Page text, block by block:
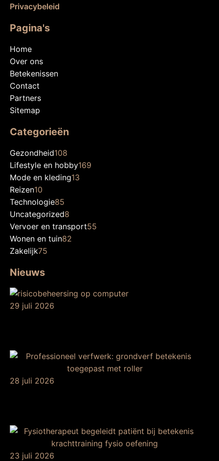
Privacybeleid
Pagina's
Home
Over ons
Betekenissen
Contact
Partners
Sitemap
Categorieën
Gezondheid108
Lifestyle en hobby169
Mode en kleding13
Reizen10
Technologie85
Uncategorized8
Vervoer en transport55
Wonen en tuin82
Zakelijk75
Nieuws
29 juli 2026
28 juli 2026
23 juli 2026